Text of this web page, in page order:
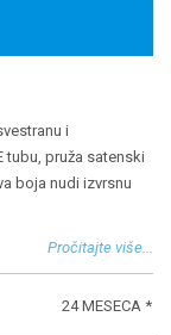
i
tubu, pruža satenski
boja nudi izvrsnu
Pročitajte više...
24 MESECA *